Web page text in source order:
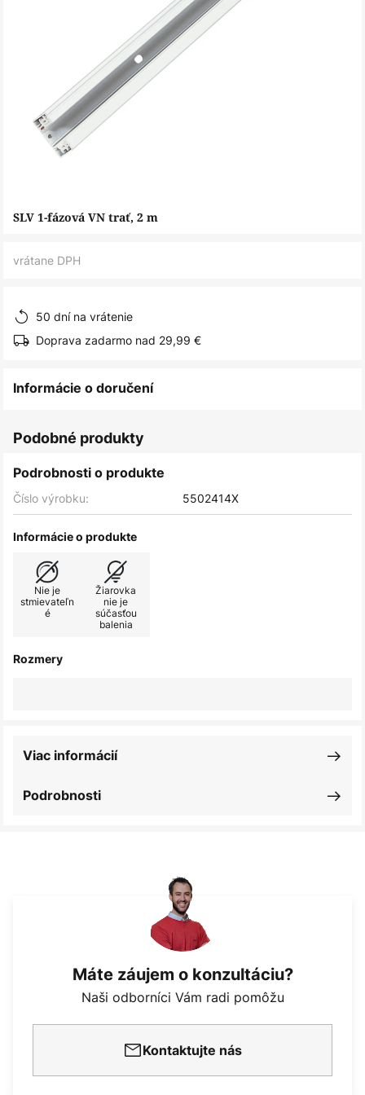
Preskočiť
SLV 1-fázová VN trať, 2 m
vrátane DPH
50 dní na vrátenie
Doprava zadarmo nad 29,99 €
Informácie o doručení
Podobné produkty
Podrobnosti o produkte
Číslo výrobku: 5502414X
Informácie o produkte
Nie je
stmievateľn
é
Žiarovka
nie je
súčasťou
balenia
Rozmery
Podrobnosti
Viac informácií
Máte záujem o konzultáciu?
Naši odborníci Vám radi pomôžu
Kontaktujte nás